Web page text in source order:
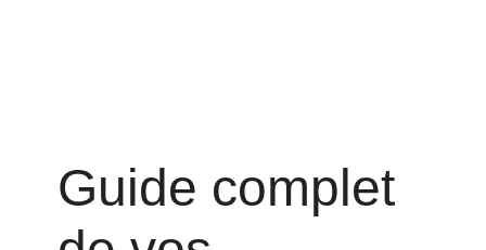
Guide complet